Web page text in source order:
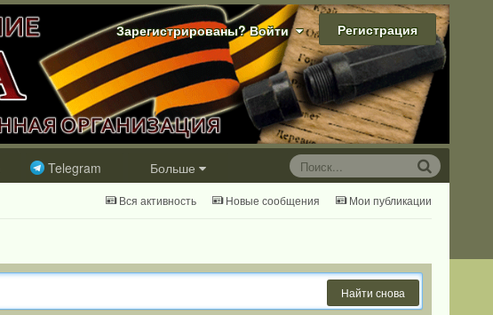
Зарегистрированы? Войти Регистрация
Telegram Больше
Вся активность Новые сообщения Мои публикации
Найти снова